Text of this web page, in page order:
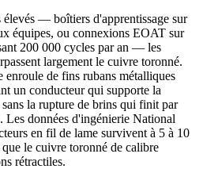
— boîtiers d'apprentissage sur
équipes, ou connexions EOAT sur
200 000 cycles par an — les
largement le cuivre toronné.
de fins rubans métalliques
un conducteur qui supporte la
la rupture de brins qui finit par
Les données d'ingénierie National
en fil de lame survivent à 5 à 10
le cuivre toronné de calibre
rétractiles.